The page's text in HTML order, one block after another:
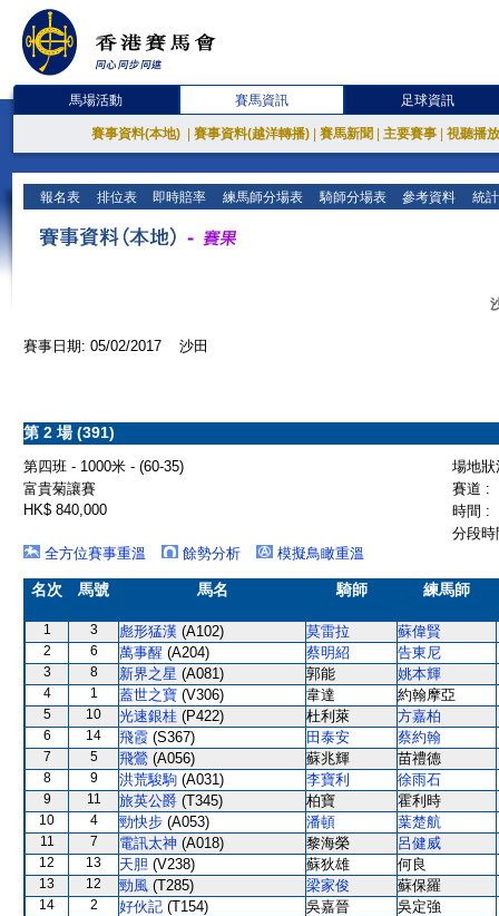
馬場活動 賽馬資訊 足球資訊
賽事資料(本地) 賽事資料(越洋轉播) 賽馬新聞 主要賽事 視聽播
報名表 排位表 即時賠率 練馬師分場表 騎師分場表 參考資料 統
賽事日期: 05/02/2017 沙田
第 2 場 (391)
第四班 - 1000米 - (60-35)
場地
富貴菊讓賽
賽道 :
HK$ 840,000
時間 :
分段
全方位賽事重溫
餘勢分析 模擬鳥瞰重溫
名次 馬號 馬名 騎師 練馬師
1 3 彪形猛漢 (A102) 莫雷拉 蘇偉賢
2 6 萬事醒 (A204) 蔡明紹 告東尼
3 8 新界之星 (A081) 郭能 姚本輝
4 1 蓋世之寶 (V306) 韋達 約翰摩亞
5 10 光速銀桂 (P422) 杜利萊 方嘉柏
6 14 飛霞 (S367) 田泰安 蔡約翰
7 5 飛鶯 (A056) 蘇兆輝 苗禮德
8 9 洪荒駿駒 (A031) 李寶利 徐雨石
9 11 旅英公爵 (T345) 柏寶 霍利時
10 4 勁快步 (A053) 潘頓 葉楚航
11 7 電訊太神 (A018) 黎海榮 呂健威
12 13 天胆 (V238) 蘇狄雄 何良
13 12 勁風 (T285) 梁家俊 蘇保羅
14 2 好伙記 (T154) 吳嘉晉
吳定強